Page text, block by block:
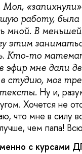
работу, была
мной. В
этим
Кто-то
мне дали
студию, мог
Ну и,
Хочется не
что мне в силу
чем папа!
с курсами